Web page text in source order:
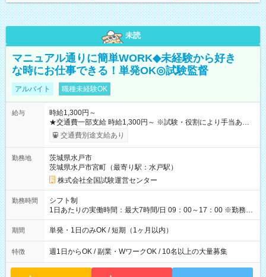
未読
マニュアル通りに簡単WORK◆未経験から好き
な時にお仕事できる！単発OK◎試験監督
アルバイト 職種未経験OK
給与
時給1,300円～
★交通費一部支給 時給1,300円～ ※試験・役割により手当あり
※勤務回数により昇給あり 【即給（前払い）オプションあ
り！】 希望される場合、勤務から1週間ほどで給与の一部を受け
例】 ・河合塾模擬試験 8:30～17:30（休憩1時間） 時給1,300円
×8時間＝日収10,400円＋交通費 ※当日の役割により時給＋100
円の場合あり ・国家試験 7:00～13:30（休憩なし） 時給1,300
円（役割手当＋100円）×6時間＝日収8,400円＋交通費 【試用期
間】試用期間なし
交通費別途支給あり
勤務地
茨城県水戸市
茨城県水戸市宮町（最寄り駅：水戸駅）
株式会社全国試験運営センター
勤務時間
シフト制
1日あたりの実働時間：最大7時間/日 09：00～17：00 ※勤務時
間は 試験により異なります。
期間 単発・1日のみOK / 短期（1ヶ月以内）
特徴 週1日からOK / 副業・WワークOK / 10名以上の大量募集